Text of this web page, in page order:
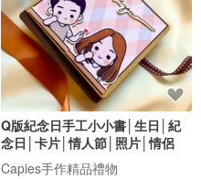
Q版紀念日手工小小書│生日│紀
念日│卡片│情人節│照片│情侶
Capies手作精品禮物